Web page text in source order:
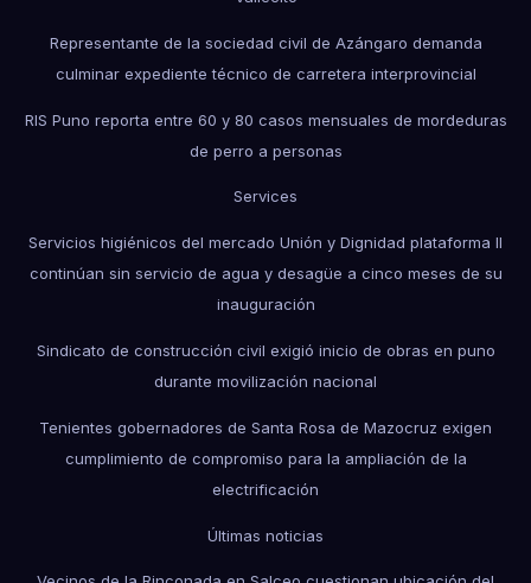
Representante de la sociedad civil de Azángaro demanda
culminar expediente técnico de carretera interprovincial
RIS Puno reporta entre 60 y 80 casos mensuales de mordeduras
de perro a personas
Services
Servicios higiénicos del mercado Unión y Dignidad plataforma II
continúan sin servicio de agua y desagüe a cinco meses de su
inauguración
Sindicato de construcción civil exigió inicio de obras en puno
durante movilización nacional
Tenientes gobernadores de Santa Rosa de Mazocruz exigen
cumplimiento de compromiso para la ampliación de la
electrificación
Últimas noticias